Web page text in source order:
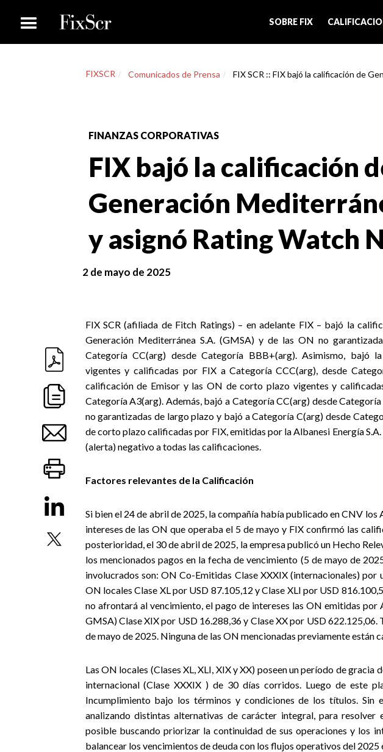
SOBRE FIX
FIXSCR Comunicados de Prensa FIX SCR :: FIX bajó la calificación de
FINANZAS CORPORATIVAS
FIX bajó la calificación
Generación
y asignó Rating Watch
2 de mayo de 2025
FIX SCR (afiliada de Fitch Ratings) – en adelante FIX – bajó la
Generación Mediterránea S.A. (GMSA) y de las ON no
Categoría CC(arg) desde Categoría BBB+(arg). Asimismo, bajó
vigentes y calificadas por FIX a Categoría CCC(arg), desde
calificación de Emisor y las ON de corto plazo vigentes y
Categoría A3(arg). Además, bajó a Categoría CC(arg) desde
no garantizadas de largo plazo y bajó a Categoría C(arg) desde
de corto plazo calificadas por FIX, emitidas por la Albanesi Energía
(alerta) negativo a todas las calificaciones.
Factores relevantes de la Calificación
Si bien el 24 de abril de 2025, la compañía había publicado en CNV los
intereses de las ON que operaba el 5 de mayo y FIX confirmó las
posterioridad, el 30 de abril de 2025, la empresa publicó un Hecho
los mencionados pagos en la fecha de vencimiento (5 de mayo de
involucrados son: ON Co-Emitidas Clase XXXIX (internacionales) por
ON locales Clase XL por USD 87.105,12 y Clase XLI por USD
no afrontará al vencimiento, el pago de intereses las ON emitidas por
GMSA) Clase XIX por USD 16.288,36 y Clase XX por USD
de mayo de 2025. Ninguna de las ON mencionadas previamente están
Las ON locales (Clases XL, XLI, XIX y XX) poseen un período de gracia
internacional (Clase XXXIX ) de 30 días corridos. Luego de este
Incumplimiento bajo los términos y condiciones de los títulos. Sin
analizando distintas alternativas de carácter integral, para
posible buscando priorizar la continuidad de sus operaciones y los
balancear los vencimientos de deuda con los flujos operativos del 2025